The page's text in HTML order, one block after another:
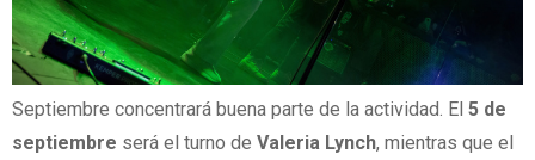
Septiembre concentrará buena parte de la actividad. El 5 de
septiembre será el turno de Valeria Lynch, mientras que el